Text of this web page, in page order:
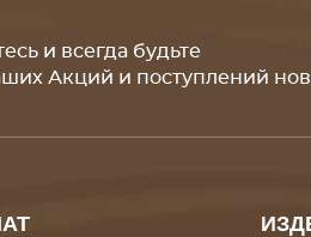
и всегда будьте
Акций и поступлений